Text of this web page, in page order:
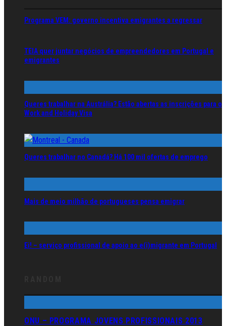
Programa VEM: governo incentiva emigrantes a regressar
TEIA quer juntar negócios de empreendedores em Portugal e
emigrantes
Queres trabalhar na Austrália? Estão abertas as inscrições para o
Work and Holiday Visa
Queres trabalhar no Canadá? Há 100 mil ofertas de emprego
Mais de meio milhão de portugueses pensa emigrar
Ei! – serviço profissional de apoio ao e(i)migrante em Portugal
ONU – PROGRAMA JOVENS PROFISSIONAIS 2013